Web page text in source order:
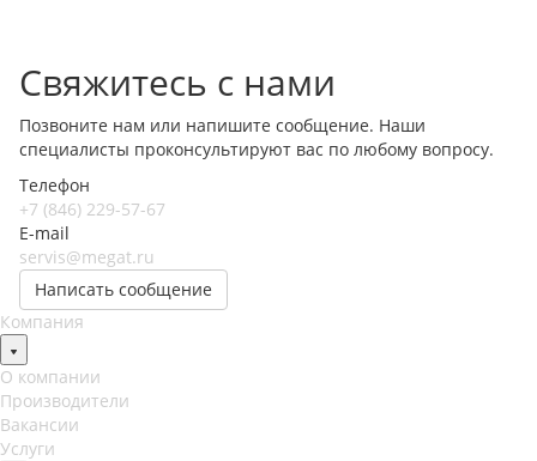
Свяжитесь с нами
Позвоните нам или напишите сообщение. Наши
специалисты проконсультируют вас по любому вопросу.
Телефон
+7 (846) 229-57-67
E-mail
servis@megat.ru
Написать сообщение
Компания
О компании
Производители
Вакансии
Услуги